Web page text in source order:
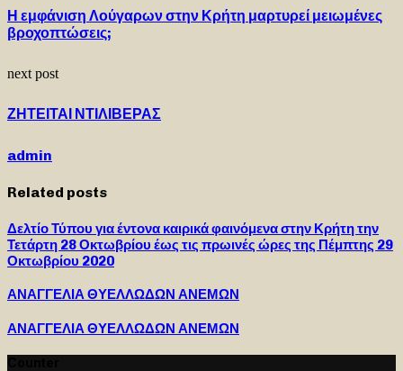
Η εμφάνιση Λούγαρων στην Κρήτη μαρτυρεί μειωμένες
βροχοπτώσεις;
next post
ΖΗΤΕΙΤΑΙ ΝΤΙΛΙΒΕΡΑΣ
admin
Related posts
Δελτίο Τύπου για έντονα καιρικά φαινόμενα στην Κρήτη την
Τετάρτη 28 Οκτωβρίου έως τις πρωινές ώρες της Πέμπτης 29
Οκτωβρίου 2020
ΑΝΑΓΓΕΛΙΑ ΘΥΕΛΛΩΔΩΝ ΑΝΕΜΩΝ
ΑΝΑΓΓΕΛΙΑ ΘΥΕΛΛΩΔΩΝ ΑΝΕΜΩΝ